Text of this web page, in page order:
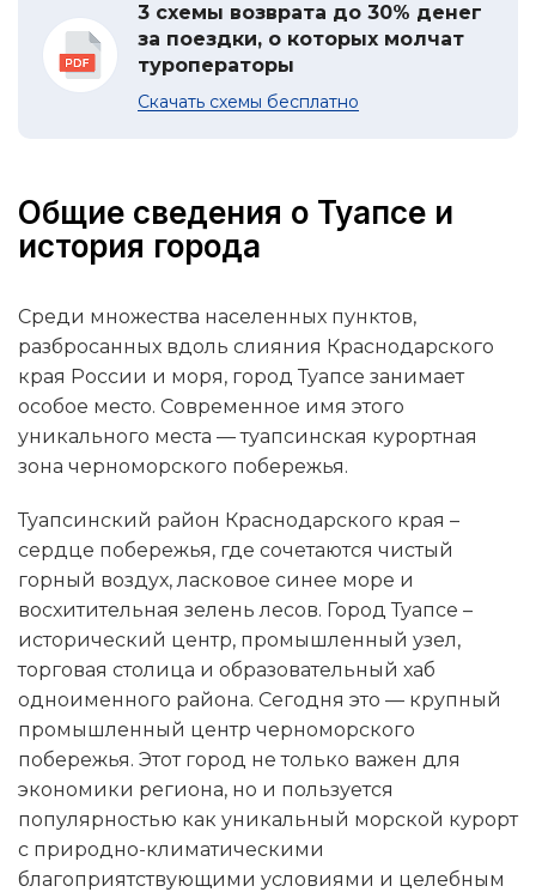
3 схемы возврата до 30% денег
за поездки, о которых молчат
туроператоры
Скачать схемы бесплатно
Общие сведения о Туапсе и
история города
Среди множества населенных пунктов,
разбросанных вдоль слияния Краснодарского
края России и моря, город Туапсе занимает
особое место. Современное имя этого
уникального места — туапсинская курортная
зона черноморского побережья.
Туапсинский район Краснодарского края –
сердце побережья, где сочетаются чистый
горный воздух, ласковое синее море и
восхитительная зелень лесов. Город Туапсе –
исторический центр, промышленный узел,
торговая столица и образовательный хаб
одноименного района. Сегодня это — крупный
промышленный центр черноморского
побережья. Этот город не только важен для
экономики региона, но и пользуется
популярностью как уникальный морской курорт
с природно-климатическими
благоприятствующими условиями и целебным